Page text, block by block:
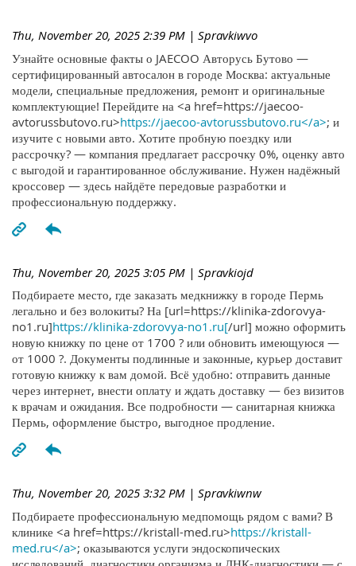
Thu, November 20, 2025 2:39 PM | Spravkiwvo
Узнайте основные факты о JAECOO Авторусь Бутово —
сертифицированный автосалон в городе Москва: актуальные
модели, специальные предложения, ремонт и оригинальные
комплектующие! Перейдите на <a href=https://jaecoo-
avtorussbutovo.ru>https://jaecoo-avtorussbutovo.ru</a>; и
изучите с новыми авто. Хотите пробную поездку или
рассрочку? — компания предлагает рассрочку 0%, оценку авто
с выгодой и гарантированное обслуживание. Нужен надёжный
кроссовер — здесь найдёте передовые разработки и
профессиональную поддержку.
Thu, November 20, 2025 3:05 PM | Spravkiojd
Подбираете место, где заказать медкнижку в городе Пермь
легально и без волокиты? На [url=https://klinika-zdorovya-
no1.ru]https://klinika-zdorovya-no1.ru[/url] можно оформить
новую книжку по цене от 1700 ? или обновить имеющуюся —
от 1000 ?. Документы подлинные и законные, курьер доставит
готовую книжку к вам домой. Всё удобно: отправить данные
через интернет, внести оплату и ждать доставку — без визитов
к врачам и ожидания. Все подробности — санитарная книжка
Пермь, оформление быстро, выгодное продление.
Thu, November 20, 2025 3:32 PM | Spravkiwnw
Подбираете профессиональную медпомощь рядом с вами? В
клинике <a href=https://kristall-med.ru>https://kristall-
med.ru</a>; оказываются услуги эндоскопических